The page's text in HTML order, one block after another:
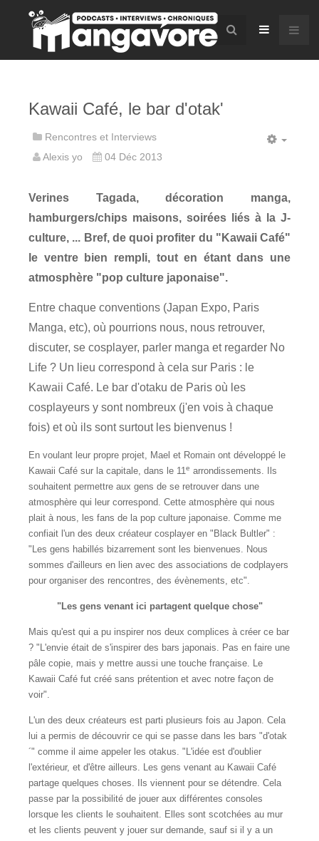
Kawaii Café, le bar d'otak'
Rencontres et Interviews
Alexis yo
04 Déc 2013
Verines Tagada, décoration manga,
hamburgers/chips maisons, soirées liés à la J-
culture, ... Bref, de quoi profiter du "Kawaii Café"
le ventre bien rempli, tout en étant dans une
atmosphère "pop culture japonaise".
Entre chaque conventions (Japan Expo, Paris
Manga, etc), où pourrions nous, nous retrouver,
discuter, se cosplayer, parler manga et regarder No
Life ? Un lieu correspond à cela sur Paris : le
Kawaii Café. Le bar d'otaku de Paris où les
cosplayeurs y sont nombreux (j'en vois à chaque
fois) et où ils sont surtout les bienvenus !
En voulant leur propre projet, Mael et Romain ont développé le
Kawaii Café sur la capitale, dans le 11e arrondissements. Ils
souhaitent permettre aux gens de se retrouver dans une
atmosphère qui leur correspond. Cette atmosphère qui nous
plait à nous, les fans de la pop culture japonaise. Comme me
confiait l'un des deux créateur cosplayer en "Black Bultler" :
"Les gens habillés bizarrement sont les bienvenues. Nous
sommes d'ailleurs en lien avec des associations de codplayers
pour organiser des rencontres, des évènements, etc".
"Les gens venant ici partagent quelque chose"
Mais qu'est qui a pu inspirer nos deux complices à créer ce bar
? "L'envie était de s'inspirer des bars japonais. Pas en faire une
pâle copie, mais y mettre aussi une touche française. Le
Kawaii Café fut créé sans prétention et avec notre façon de
voir".
L'un des deux créateurs est parti plusieurs fois au Japon. Cela
lui a permis de découvrir ce qui se passe dans les bars "d'otak
´" comme il aime appeler les otakus. "L'idée est d'oublier
l'extérieur, et d'être ailleurs. Les gens venant au Kawaii Café
partage quelques choses. Ils viennent pour se détendre. Cela
passe par la possibilité de jouer aux différentes consoles
lorsque les clients le souhaitent. Elles sont scotchées au mur
et les clients peuvent y jouer sur demande, sauf si il y a un